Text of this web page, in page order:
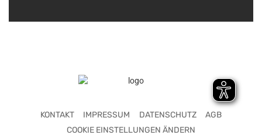
KONTAKT IMPRESSUM DATENSCHUTZ
AGB
COOKIE EINSTELLUNGEN ÄNDERN